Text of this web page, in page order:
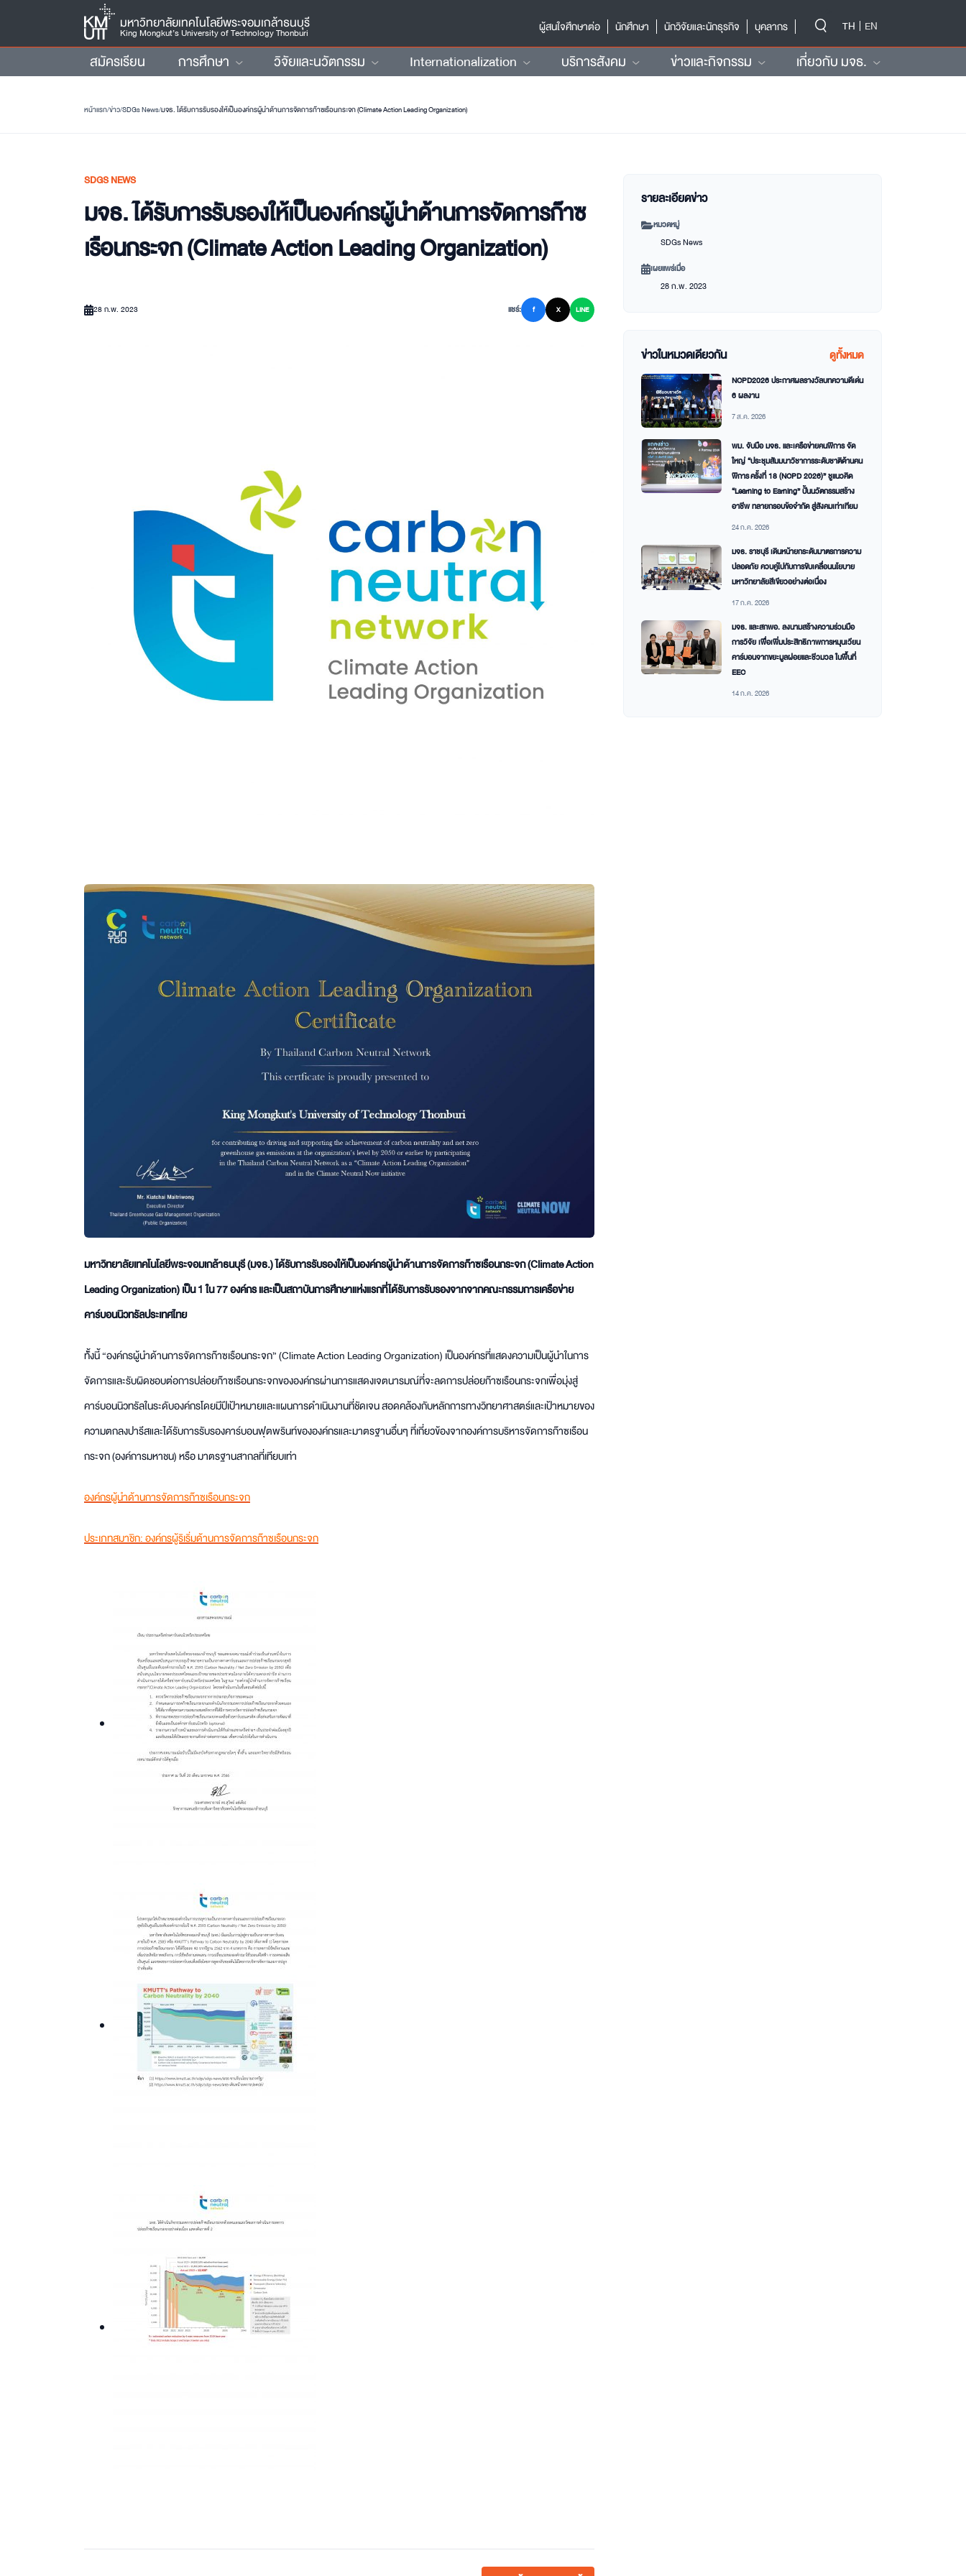
มหาวิทยาลัยเทคโนโลยีพระจอมเกล้าธนบุรี
King Mongkut’s University of Technology Thonburi
ผู้สนใจศึกษาต่อ
นักศึกษา นักวิจัยและนักธุรกิจ บุคลากร TH EN
สมัครเรียน การศึกษา วิจัยและนวัตกรรม Internationalization บริการสังคม ข่าวและกิจกรรม เกี่ยวกับ มจธ.
หน้าแรก/ข่าว/SDGs News/มจธ. ได้รับการรับรองให้เป็นองค์กรผู้นำด้านการจัดการก๊าซเรือนกระจก (Climate Action Leading Organization)
SDGS NEWS
มจธ. ได้รับการรับรองให้เป็นองค์กรผู้นำด้านการจัดการก๊าซ
เรือนกระจก (Climate Action Leading Organization)
28 ก.พ. 2023 แชร์: f X LINE
มหาวิทยาลัยเทคโนโลยีพระจอมเกล้าธนบุรี (มจธ.) ได้รับการรับรองให้เป็นองค์กรผู้นำด้านการจัดการก๊าซเรือนกระจก (Climate Action
Leading Organization) เป็น 1 ใน 77 องค์กร และเป็นสถาบันการศึกษาแห่งแรกที่ได้รับการรับรองจากจากคณะกรรมการเครือข่าย
คาร์บอนนิวทรัลประเทศไทย
ทั้้งนี้ “องค์กรผู้นำด้านการจัดการก๊าซเรือนกระจก” (Climate Action Leading Organization) เป็นองค์กรที่แสดงความเป็นผู้นำในการ
จัดการและรับผิดชอบต่อการปล่อยก๊าซเรือนกระจกขององค์กรผ่านการแสดงเจตนารมณ์ที่จะลดการปล่อยก๊าซเรือนกระจกเพื่อมุ่งสู่
คาร์บอนนิวทรัลในระดับองค์กรโดยมีปีเป้าหมายและแผนการดำเนินงานที่ชัดเจน สอดคล้องกับหลักการทางวิทยาศาสตร์และเป้าหมายของ
ความตกลงปารีสและได้รับการรับรองคาร์บอนฟุตพรินท์ขององค์กรและมาตรฐานอื่นๆ ที่เกี่ยวข้องจากองค์การบริหารจัดการก๊าซเรือน
กระจก (องค์การมหาชน) หรือ มาตรฐานสากลที่เทียบเท่า
องค์กรผู้นำด้านการจัดการก๊าซเรือนกระจก
ประเภทสมาชิก: องค์กรผู้ริเริ่มด้านการจัดการก๊าซเรือนกระจก
รายละเอียดข่าว
หมวดหมู่
SDGs News
เผยแพร่เมื่อ
28 ก.พ. 2023
ข่าวในหมวดเดียวกัน ดูทั้งหมด
NCPD2026 ประกาศผลรางวัลบทความดีเด่น
6 ผลงาน
7 ส.ค. 2026
พม. จับมือ มจธ. และเครือข่ายคนพิการ จัด
ใหญ่ “ประชุมสัมมนาวิชาการระดับชาติด้านคน
พิการ ครั้งที่ 18 (NCPD 2026)” ชูแนวคิด
“Learning to Earning” ปั้นนวัตกรรมสร้าง
อาชีพ ทลายกรอบข้อจำกัด สู่สังคมเท่าเทียม
24 ก.ค. 2026
มจธ. ราชบุรี เดินหน้ายกระดับมาตรการความ
ปลอดภัย ควบคู่ไปกับการขับเคลื่อนนโยบาย
มหาวิทยาลัยสีเขียวอย่างต่อเนื่อง
17 ก.ค. 2026
มจธ. และสกพอ. ลงนามสร้างความร่วมมือ
การวิจัย เพื่อเพิ่มประสิทธิภาพการหมุนเวียน
คาร์บอนจากขยะมูลฝอยและชีวมวล ในพื้นที่
EEC
14 ก.ค. 2026